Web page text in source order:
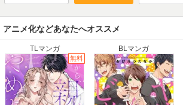
2010年冬
2010年春
2009年冬
2009年春 2009年夏
2008年冬
2008年春 2008年夏
2007年冬
2007年春 2007年夏
2006年冬
2006年春 2006年夏
2005年冬
2005年春 2005年夏
アニメ化などあなたへオススメ
TLマンガ
無料
BLマンガ